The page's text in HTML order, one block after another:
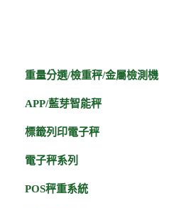
重量分選/檢重秤/金屬檢測機
APP/藍芽智能秤
標籤列印電子秤
電子秤系列
POS秤重系統